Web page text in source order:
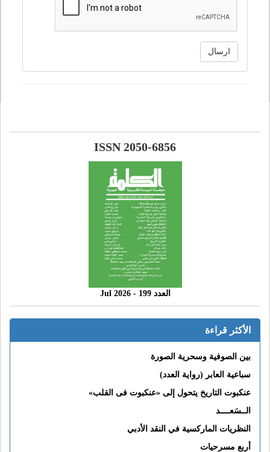
ارسال
ISSN 2050-6856
العدد 199 - 2026 Jul
الأكثر قراءة
بين الصوفية وسحرية الصورة
سباعية العابر (رواية العدد)
عنكبوت التاريخ يتحول إلى «عنكبوت فى القلب»
الــسَعــــد
النظريات الماركسية في النقد الأدبي
أربع مسرحيات